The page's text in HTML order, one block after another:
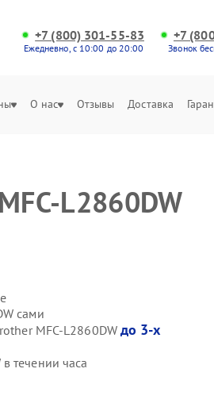
+7 (800) 301-55-83
Ежедневно, с 10:00 до 20:00
+7
Звонок
О нас Отзывы Доставка
L2860DW
сами
MFC-L2860DW до 3-х
течении часа